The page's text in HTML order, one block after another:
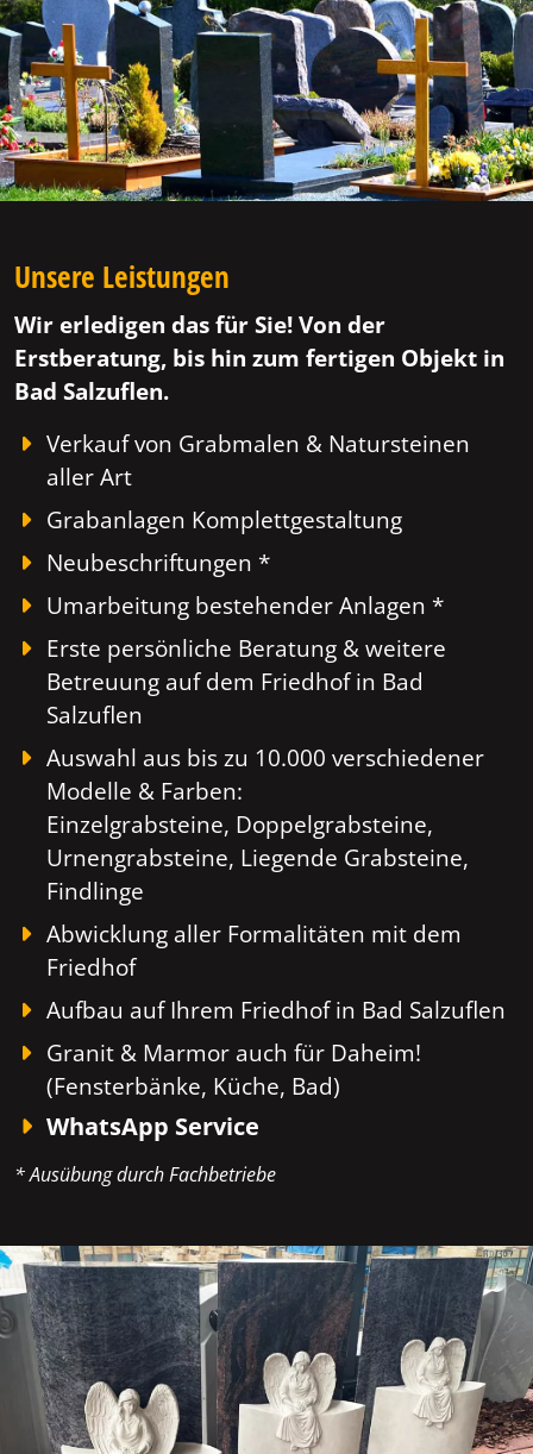
Unsere Leistungen
Wir erledigen das für Sie! Von der
Erstberatung, bis hin zum fertigen Objekt in
Bad Salzuflen.
Verkauf von Grabmalen & Natursteinen
aller Art
Grabanlagen Komplettgestaltung
Neubeschriftungen *
Umarbeitung bestehender Anlagen *
Erste persönliche Beratung & weitere
Betreuung auf dem Friedhof in Bad
Salzuflen
Auswahl aus bis zu 10.000 verschiedener
Modelle & Farben:
Einzelgrabsteine, Doppelgrabsteine,
Urnengrabsteine, Liegende Grabsteine,
Findlinge
Abwicklung aller Formalitäten mit dem
Friedhof
Aufbau auf Ihrem Friedhof in Bad Salzuflen
Granit & Marmor auch für Daheim!
(Fensterbänke, Küche, Bad)
WhatsApp Service
* Ausübung durch Fachbetriebe